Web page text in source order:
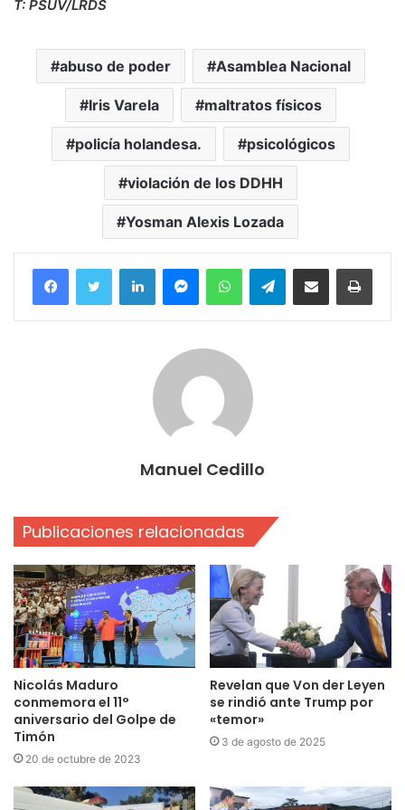
T: PSUV/LRDS
abuso de poder Asamblea Nacional
Iris Varela maltratos físicos
policía holandesa. psicológicos
violación de los DDHH
Yosman Alexis Lozada
FacebookTwitter LinkedInMessengerWhatsAppTelegramCompartir por correo electrónico
Manuel Cedillo
Publicaciones relacionadas
Nicolás Maduro
conmemora el 11°
aniversario del Golpe de
Timón
20 de octubre de 2023
Revelan que Von der Leyen
se rindió ante Trump por
«temor»
3 de agosto de 2025